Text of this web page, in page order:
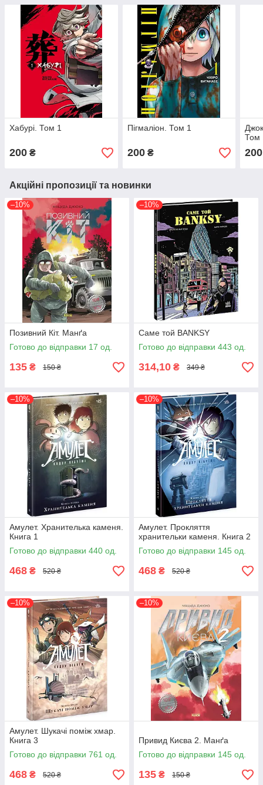
Хабурі. Том 1
200 ₴
Пігмаліон. Том 1
200₴
Том
200
Акційні пропозиції та новинки
–10%
Позивний Кіт. Манґа
Готово до відправки 17 од.
135 ₴ 150 ₴
–10%
Саме той BANKSY
Готово до відправки 443 од.
314,10 ₴ 349 ₴
–10%
Амулет. Хранителька каменя.
Книга 1
Готово до відправки 440 од.
468 ₴ 520 ₴
–10%
Амулет. Прокляття
хранительки каменя. Книга 2
Готово до відправки 145 од.
468 ₴ 520 ₴
–10%
Амулет. Шукачі поміж хмар.
Книга 3
Готово до відправки 761 од.
468 ₴ 520 ₴
–10%
Привид Києва 2. Манґа
Готово до відправки 145 од.
135 ₴ 150 ₴